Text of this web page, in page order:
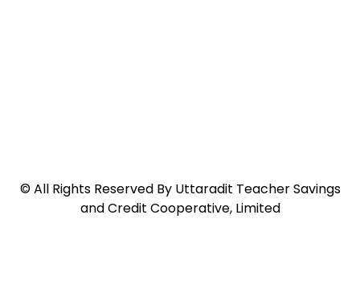
©All Rights Reserved By Uttaradit Teacher Savings
and Credit Cooperative, Limited